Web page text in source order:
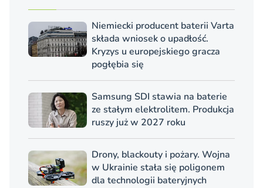
Niemiecki producent baterii Varta
składa wniosek o upadłość.
Kryzys u europejskiego gracza
pogłębia się
Samsung SDI stawia na baterie
ze stałym elektrolitem. Produkcja
ruszy już w 2027 roku
Drony, blackouty i pożary. Wojna
w Ukrainie stała się poligonem
dla technologii bateryjnych